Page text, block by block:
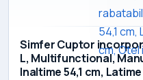
Simfer Cuptor
L, Multifunctional,
Inaltime 54,1 cm,